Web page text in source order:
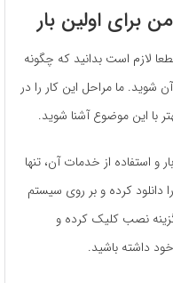
برای اولین بار
لازم است بدانید که چگونه
شوید. ما مراحل این کار را در
با این موضوع آشنا شوید.
و استفاده از خدمات آن، تنها
کرده و بر روی سیستم
نصب کلیک کرده و
داشته باشید.